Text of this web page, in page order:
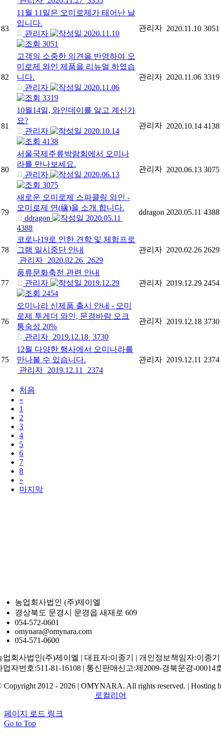
83
11월 11일은 오미로제가 태어난 날
입니다.
관리자
2020.11.10
3051
관리자 2020.11.10 3051
82
고객의 소중한 의견을 반영하여 오
미로제 와인 제품을 리뉴얼 하였습
니다.
관리자
2020.11.06
3319
관리자 2020.11.06 3319
81
10월14일, 와인데이를 알고 계신가
요?
관리자
2020.10.14
4138
관리자 2020.10.14 4138
80
서울국제주류박람회에서 오미나
라를 만나보세요.
관리자
2020.06.13
3075
관리자 2020.06.13 3075
79
새로운 오미로제 스파클링 와인 -
오미로제 연(緣)을 소개 합니다.
ddragon
2020.05.11
4388
ddragon 2020.05.11 4388
78
코로나19로 인한 견학 및 체험프로
그램 일시중단 안내
관리자 2020.02.26 2629
관리자 2020.02.26 2629
77
풍류문화축전 관련 안내
관리자
2019.12.29
2454
관리자 2019.12.29 2454
76
오미나라 신제품 출시 안내 - 오미
로제 투게더 와인, 문경바람 오크
통숙성 20%
관리자 2019.12.18 3730
관리자 2019.12.18 3730
75
12월 다양한 행사에서 오미나라를
만나볼 수 있습니다.
관리자 2019.12.11 2374
관리자 2019.12.11 2374
처음
«
1
2
3
4
5
6
7
8
»
마지막
농업회사법인 (주)제이엘
경상북도 문경시 문경읍 새재로 609
054-572-0601
omynara@omynara.com
054-571-0600
업회사법인(주)제이엘 | 대표자:이종기 | 개인정보책임자:이종기
업자번호:511-81-16108 | 통신판매신고:제2009-경북문경-00014
Copyright 2012 - 2026 | OMYNARA. All rights reserved. | Hosting
로컬리어
페이지 로드 링크
Go to Top